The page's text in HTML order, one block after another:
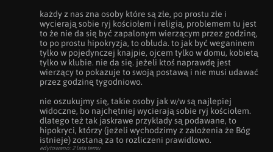
każdy z nas zna osoby które są złe, po prostu złe i
wycierają sobie ryj kościołem i religią, problemem tu jest
to że nie da się być zapalonym wierzącym przez godzinę,
to po prostu hipokryzja, to obłuda. to jak być weganinem
tylko w pojedynczej knajpie, ojcem tylko w domu, kobietą
tylko w klubie. nie da się. jeżeli ktoś naprawdę jest
wierzący to pokazuje to swoją postawą i nie musi udawać
przez godzinę tygodniowo.
nie oszukujmy się, takie osoby jak w/w są najlepiej
widoczne, bo najchętniej wycierają sobie ryj kościołem.
dlatego też tak jaskrawe przykłady są podawane, to
hipokryci, którzy (jeżeli wychodzimy z założenia że Bóg
istnieje) zostaną za to rozliczeni prawidłowo.
edytowano: 2 lata temu